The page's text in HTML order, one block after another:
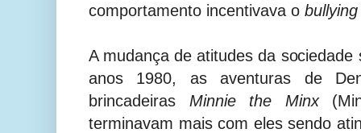
comportamento incentivava o
A mudança de atitudes da
anos 1980, as aventuras de
brincadeiras Minnie the Minx
terminavam mais com eles sendo